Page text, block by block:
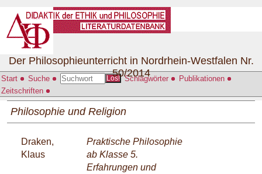
Start Suche Los! Schlagwörter
Publikationen
Zeitschriften
Der Philosophieunterricht in Nordrhein-Westfalen Nr.
50/2014
Philosophie und Religion
Draken,
Klaus
Praktische Philosophie
ab Klasse 5.
Erfahrungen und